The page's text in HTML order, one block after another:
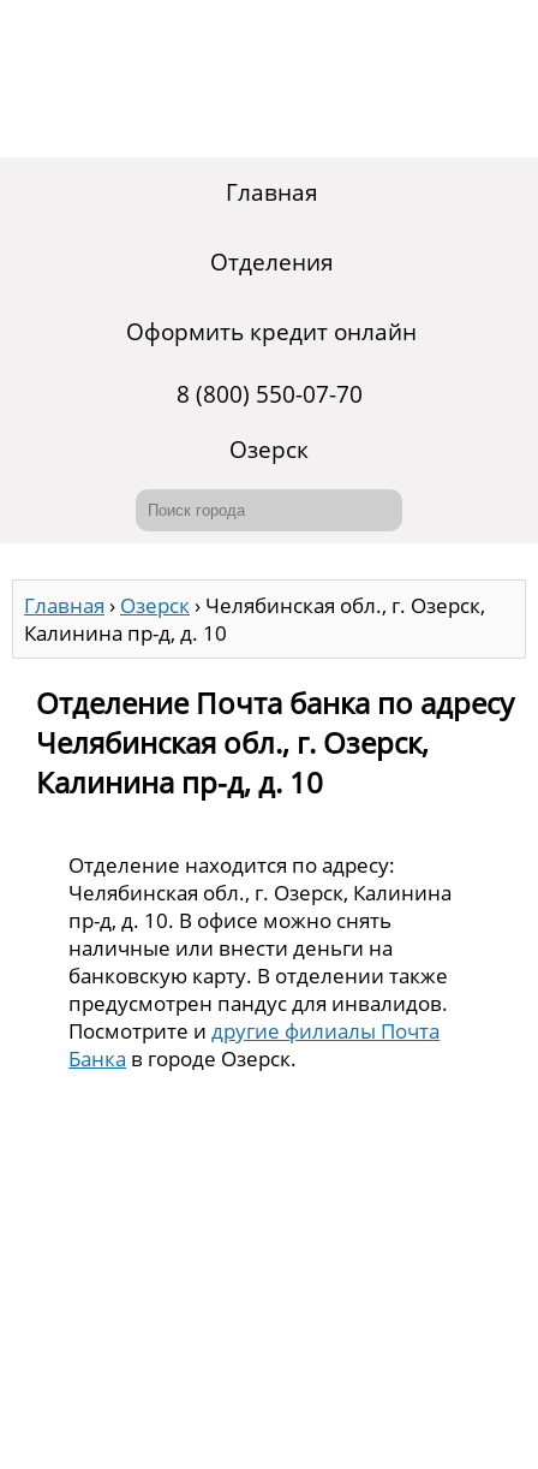
Главная
Отделения
Оформить кредит онлайн
8 (800) 550-07-70
Озерск
Главная › Озерск› Челябинская обл., г. Озерск,
Калинина пр-д, д. 10
Отделение Почта банка по адресу
Челябинская обл., г. Озерск,
Калинина пр-д, д. 10
Отделение находится по адресу:
Челябинская обл., г. Озерск, Калинина
пр-д, д. 10. В офисе можно снять
наличные или внести деньги на
банковскую карту. В отделении также
предусмотрен пандус для инвалидов.
Посмотрите идругие филиалы Почта
Банка в городе Озерск.